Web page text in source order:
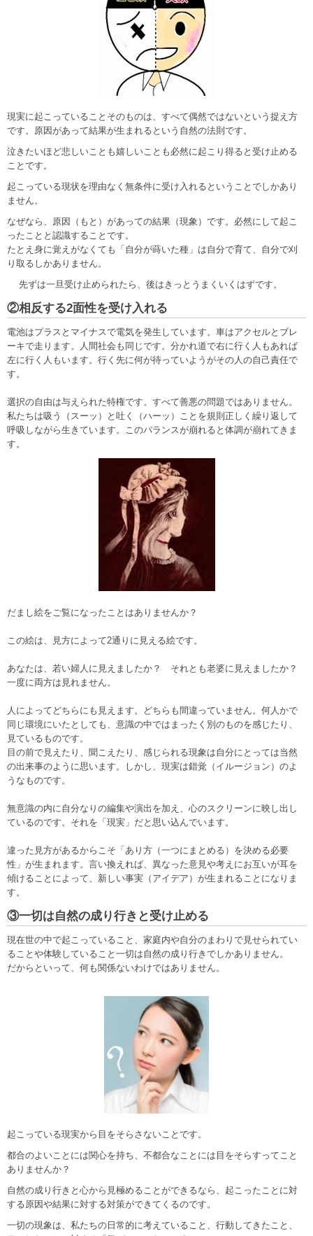
現実に起こっていることそのものは、すべて偶然ではないという捉え方
です。原因があって結果が生まれるという自然の法則です。
泣きたいほど悲しいことも嬉しいことも必然に起こり得ると受け止める
ことです。
起こっている現状を理由なく無条件に受け入れるということでしかあり
ません。
なぜなら、原因（もと）があっての結果（現象）です。必然にして起こ
ったことと認識することです。
たとえ身に覚えがなくても「自分が蒔いた種」は自分で育て、自分で刈
り取るしかありません。
先ずは一旦受け止められたら、後はきっとうまくいくはずです。
②相反する2面性を受け入れる
電池はプラスとマイナスで電気を発生しています。車はアクセルとブレ
ーキで走ります。人間社会も同じです。分かれ道で右に行く人もあれば
左に行く人もいます。行く先に何が待っていようがその人の自己責任で
す。
選択の自由は与えられた特権です。すべて善悪の問題ではありません。
私たちは吸う（スーッ）と吐く（ハーッ）ことを規則正しく繰り返して
呼吸しながら生きています。このバランスが崩れると体調が崩れてきま
す。
だまし絵をご覧になったことはありませんか？
この絵は、見方によって2通りに見える絵です。
あなたは、若い婦人に見えましたか？ それとも老婆に見えましたか？
一度に両方は見れません。
人によってどちらにも見えます。どちらも間違っていません。何人かで
同じ環境にいたとしても、意識の中ではまったく別のものを感じたり、
見ているものです。
目の前で見えたり、聞こえたり、感じられる現象は自分にとっては当然
の出来事のように思います。しかし、現実は錯覚（イルージョン）のよ
うなものです。
無意識の内に自分なりの編集や演出を加え、心のスクリーンに映し出し
ているのです。それを「現実」だと思い込んでいます。
違った見方があるからこそ「あり方（一つにまとめる）を決める必要
性」が生まれます。言い換えれば、異なった意見や考えにお互いが耳を
傾けることによって、新しい事実（アイデア）が生まれることになりま
す。
③一切は自然の成り行きと受け止める
現在世の中で起こっていること、家庭内や自分のまわりで見せられてい
ることや体験していること一切は自然の成り行きでしかありません。
だからといって、何も関係ないわけではありません。
起こっている現実から目をそらさないことです。
都合のよいことには関心を持ち、不都合なことには目をそらすってこと
ありませんか？
自然の成り行きと心から見極めることができるなら、起こったことに対
する原因や結果に対する対策ができてくるのです。
一切の現象は、私たちの日常的に考えていること、行動してきたこと、